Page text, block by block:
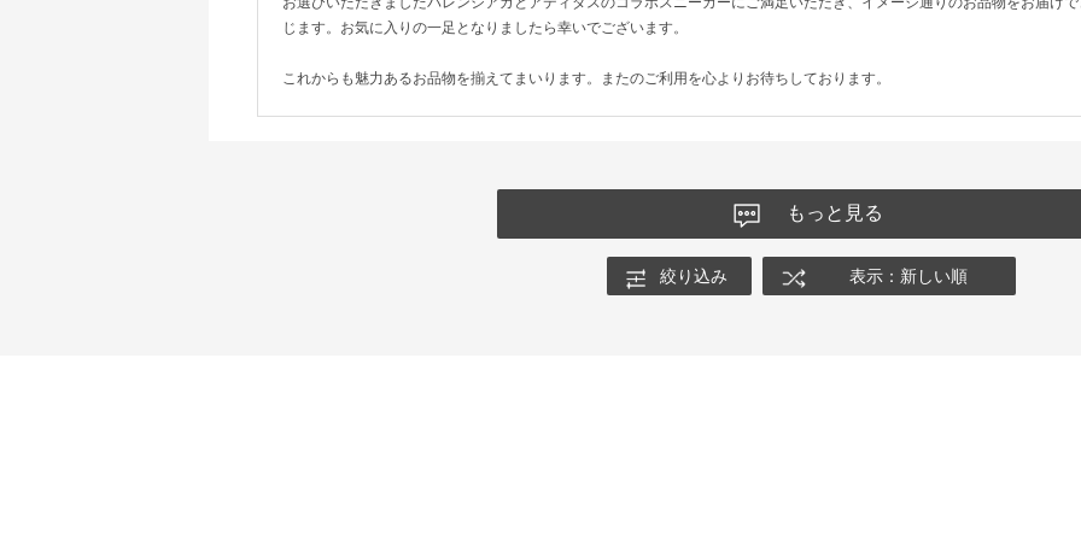
じます。お気に入りの一足となりましたら幸いでございます。
これからも魅力あるお品物を揃えてまいります。またのご利用を心よりお待ちしております。
もっと見る
絞り込み 表示：新しい順